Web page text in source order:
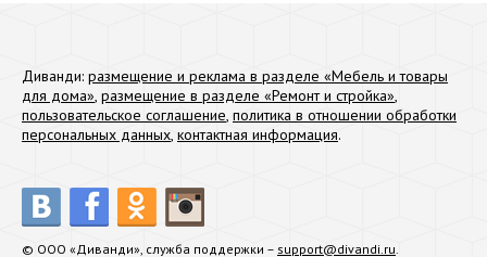
Диванди: размещение и реклама в разделе «Мебель и товары
для дома», размещение в разделе «Ремонт и стройка»,
пользовательское соглашение, политика в отношении обработки
персональных данных, контактная информация.
© ООО «Диванди», служба поддержки – support@divandi.ru.